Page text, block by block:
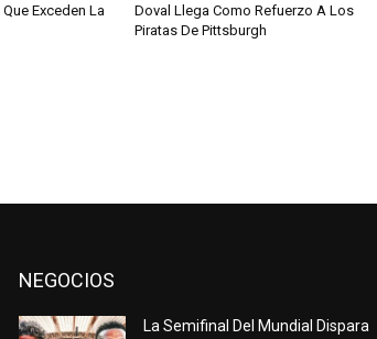
Exceden La
Doval Llega Como Refuerzo A Los
Piratas De Pittsburgh
NEGOCIOS
La Semifinal Del Mundial Dispara